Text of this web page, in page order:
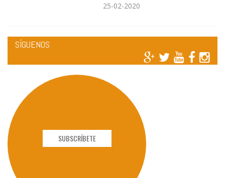
25-02-2020
SÍGUENOS
SUBSCRÍBETE